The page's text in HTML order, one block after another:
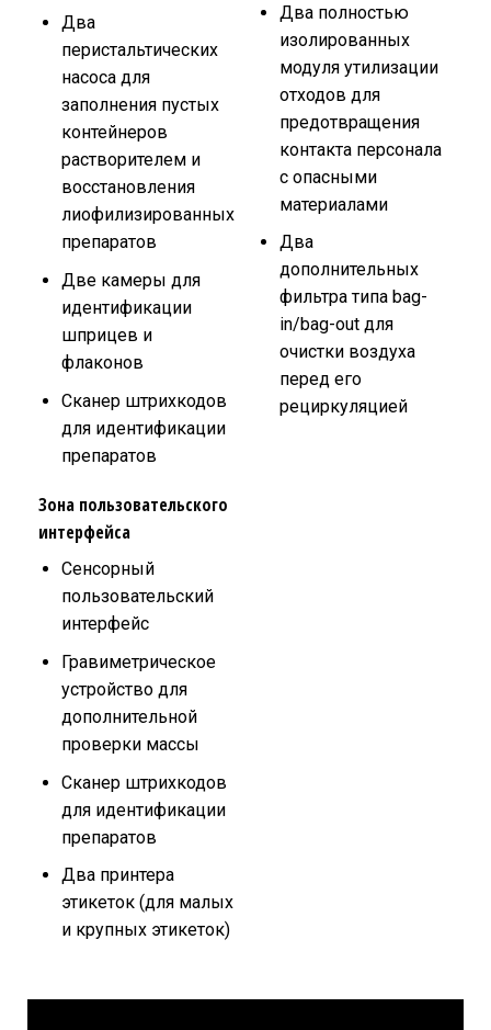
Два
перистальтических
насоса для
заполнения пустых
контейнеров
растворителем и
восстановления
лиофилизированных
препаратов
Две камеры для
идентификации
шприцев и
флаконов
Сканер штрихкодов
для идентификации
препаратов
Зона пользовательского
интерфейса
Сенсорный
пользовательский
интерфейс
Гравиметрическое
устройство для
дополнительной
проверки массы
Сканер штрихкодов
для идентификации
препаратов
Два принтера
этикеток (для малых
и крупных этикеток)
Два полностью
изолированных
модуля утилизации
отходов для
предотвращения
контакта персонала
с опасными
материалами
Два
дополнительных
фильтра типа bag-
in/bag-out для
очистки воздуха
перед его
рециркуляцией